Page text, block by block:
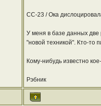
СС-23 / Ока
У меня в базе данных две
"новой техникой". Кто-то
Кому-нибудь известно
Рэбник